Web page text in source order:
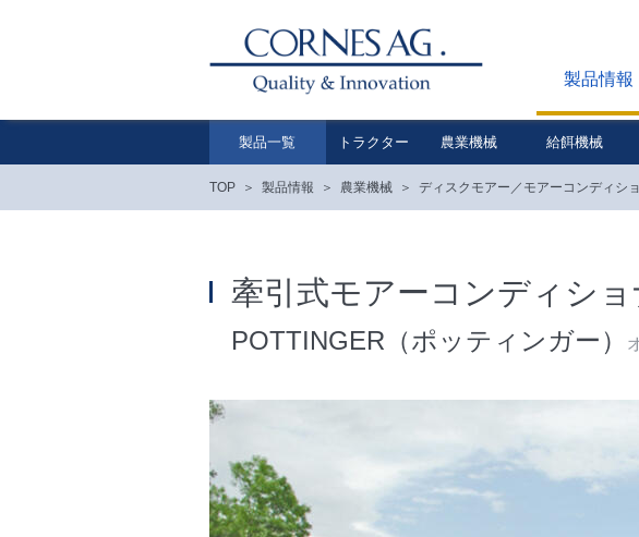
製品情報
製品一覧 トラクター 農業機械 給餌機械
TOP 製品情報 農業機械 ディスクモアー／モアーコンディシ
牽引式モアーコンディショ
POTTINGER（ポッティンガー）